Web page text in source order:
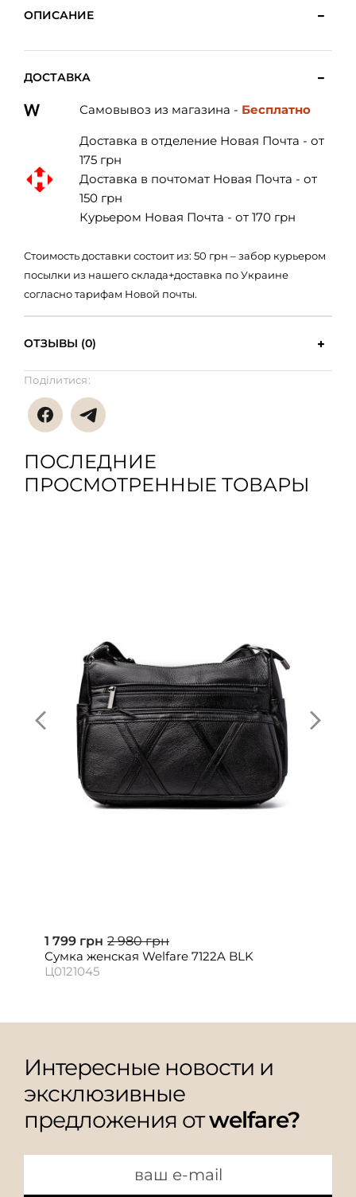
ОПИСАНИЕ
ДОСТАВКА
Самовывоз из магазина - Бесплатно
Доставка в отделение Новая Почта - от
175 грн
Доставка в почтомат Новая Почта - от
150 грн
Курьером Новая Почта - от 170 грн
Стоимость доставки состоит из: 50 грн – забор курьером
посылки из нашего склада+доставка по Украине
согласно тарифам Новой почты.
ОТЗЫВЫ (0)
Поділитися:
ПОСЛЕДНИЕ
ПРОСМОТРЕННЫЕ ТОВАРЫ
1 799 грн 2 980 грн
Сумка женская Welfare 7122A BLK
Ц0121045
Интересные новости и
эксклюзивные
предложения отwelfare?